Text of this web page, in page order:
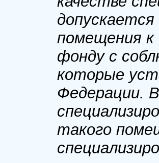
помещения к
фонду с
которые
Федерации.
такого